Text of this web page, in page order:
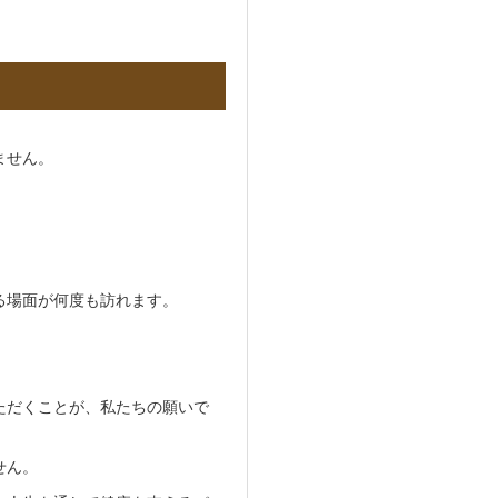
ん。
面が何度も訪れます。
くことが、私たちの願いで
。